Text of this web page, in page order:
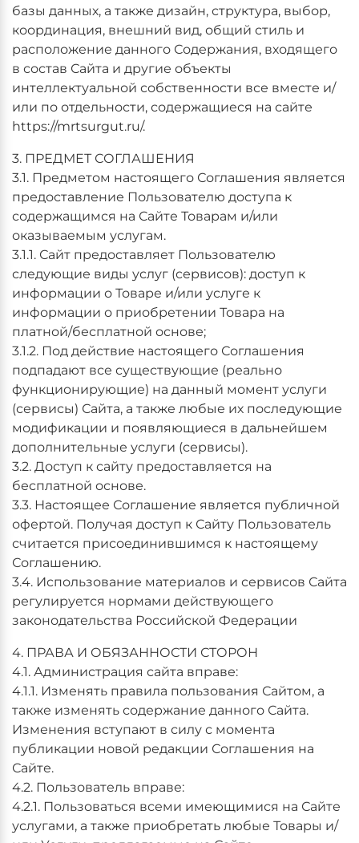
базы данных, а также дизайн, структура, выбор,
координация, внешний вид, общий стиль и
расположение данного Содержания, входящего
в состав Сайта и другие объекты
интеллектуальной собственности все вместе и/
или по отдельности, содержащиеся на сайте
https://mrtsurgut.ru/.
3. ПРЕДМЕТ СОГЛАШЕНИЯ
3.1. Предметом настоящего Соглашения является
предоставление Пользователю доступа к
содержащимся на Сайте Товарам и/или
оказываемым услугам.
3.1.1. Сайт предоставляет Пользователю
следующие виды услуг (сервисов): доступ к
информации о Товаре и/или услуге к
информации о приобретении Товара на
платной/бесплатной основе;
3.1.2. Под действие настоящего Соглашения
подпадают все существующие (реально
функционирующие) на данный момент услуги
(сервисы) Сайта, а также любые их последующие
модификации и появляющиеся в дальнейшем
дополнительные услуги (сервисы).
3.2. Доступ к сайту предоставляется на
бесплатной основе.
3.3. Настоящее Соглашение является публичной
офертой. Получая доступ к Сайту Пользователь
считается присоединившимся к настоящему
Соглашению.
3.4. Использование материалов и сервисов Сайта
регулируется нормами действующего
законодательства Российской Федерации
4. ПРАВА И ОБЯЗАННОСТИ СТОРОН
4.1. Администрация сайта вправе:
4.1.1. Изменять правила пользования Сайтом, а
также изменять содержание данного Сайта.
Изменения вступают в силу с момента
публикации новой редакции Соглашения на
Сайте.
4.2. Пользователь вправе:
4.2.1. Пользоваться всеми имеющимися на Сайте
услугами, а также приобретать любые Товары и/